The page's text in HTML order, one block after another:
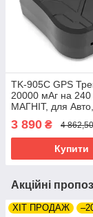
TK-905C GPS
20000 мАг на 240
МАГНІТ, для Авто,
Автономний,
Автомобільний,
3 890 ₴ 4
Купити
Акційні
ХІТ ПРОДАЖ